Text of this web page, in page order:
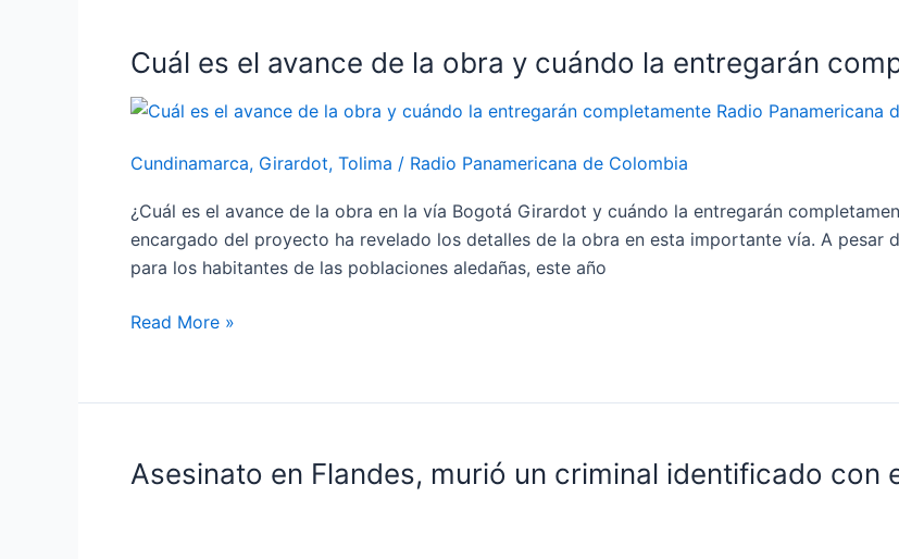
Cuál es el avance de la obra y cuándo la entregarán
Cundinamarca, Girardot, Tolima / Radio Panamericana de Colombia
¿Cuál es el avance de la obra en la vía Bogotá Girardot y cuándo la entregarán
encargado del proyecto ha revelado los detalles de la obra en esta importante vía. A pesar
para los habitantes de las poblaciones aledañas, este año
Cuál
el
de
obra
cuándo
la
Read More »
Asesinato en Flandes, murió un criminal identificado con
Asesinato